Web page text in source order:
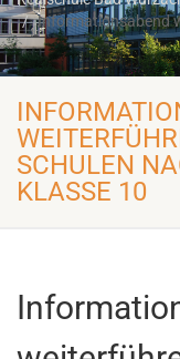
Informationsabend
SCHULEN
KLASSE 10